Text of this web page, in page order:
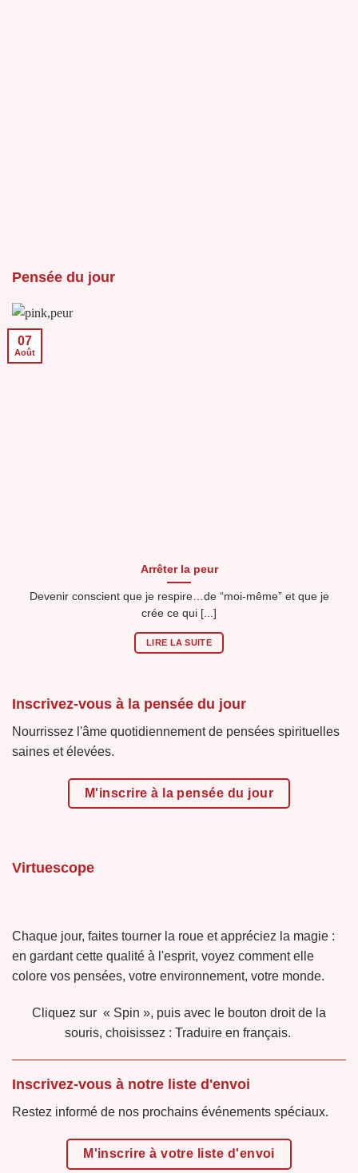
Pensée du jour
Arrêter la peur
Devenir conscient que je respire…de “moi-même” et que je
crée ce qui [...]
LIRE LA SUITE
07
Août
Inscrivez-vous à la pensée du jour
Nourrissez l'âme quotidiennement de pensées spirituelles
saines et élevées.
M'inscrire à la pensée du jour
Virtuescope
Chaque jour, faites tourner la roue et appréciez la magie :
en gardant cette qualité à l'esprit, voyez comment elle
colore vos pensées, votre environnement, votre monde.
Cliquez sur « Spin », puis avec le bouton droit de la
souris, choisissez : Traduire en français.
Inscrivez-vous à notre liste d'envoi
Restez informé de nos prochains événements spéciaux.
M'inscrire à votre liste d'envoi